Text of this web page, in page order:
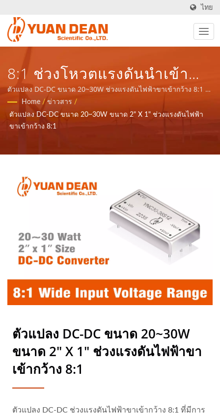
ไทย
8:1 ช่วงโหวตแรงดันนำเข้า
กว้าง - 20~30W 2" X 1" ขนาด
DC-DC Converter - ผู้ผลิต
อุปกรณ์ไฟฟ้าและแม่เหล็ก ISO
9001/ISO 14001/IATF 16949
| YUAN DEAN SCIENTIFIC
CO., LTD.
ตัวแปลง DC-DC ขนาด 20~30W ช่วงแรงดันไฟฟ้าขาเข้ากว้าง 8:1 |
YDS ก่อตั้งขึ้นในปี 1990 ที่ไทนัน ไต้หวัน และโรงงาน Ho Mao
electronics ของเราได้ก่อตั้งขึ้นในปี 1995 ที่เซียะเหมิน ประเทศจีน
เราเป็นผู้ผลิตอิเล็กทรอนิกส์ชั้นนำที่ได้รับการรับรอง ISO 9001, ISO
Home / ข่าวสาร /
ตัวแปลง DC-DC ขนาด 20~30W ขนาด 2" X 1" ช่วงแรงดันไฟฟ้า
ขาเข้ากว้าง 8:1
ตัวแปลง DC-DC ขนาด 20~30W
ขนาด 2" X 1" ช่วงแรงดันไฟฟ้าขา
เข้ากว้าง 8:1
ตัวแปลง DC-DC ช่วงแรงดันไฟฟ้าขาเข้ากว้าง 8:1 ที่มีการ